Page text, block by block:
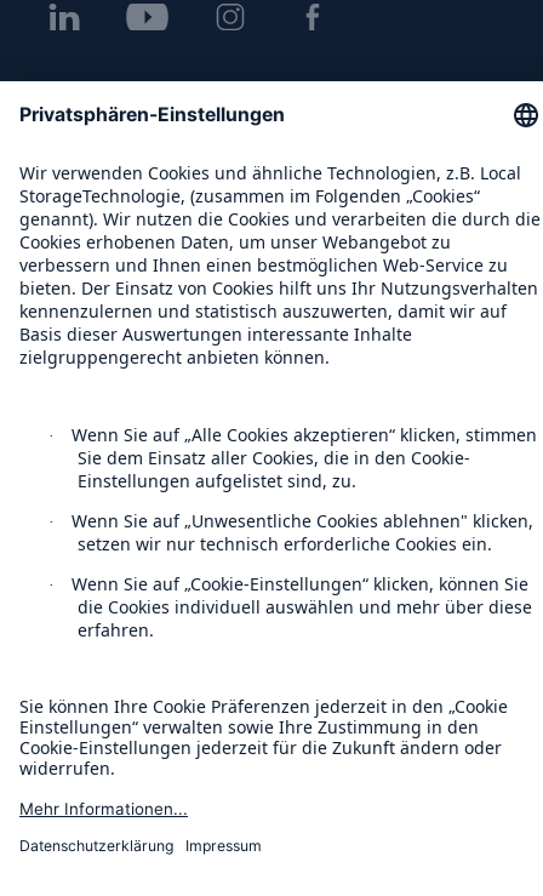
Datenschutz
Cookie Einstellungen
Rechtliche Hinweise
Sitemap
Barrierefreiheit-Modus
Munich Re’s Statement on the UK Modern Slavery Act